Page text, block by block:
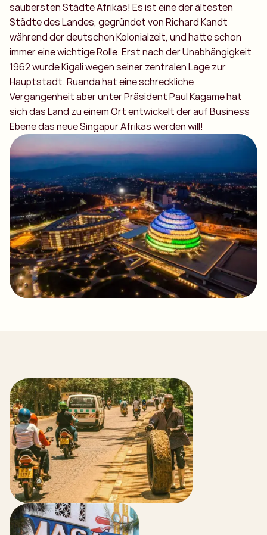
saubersten Städte Afrikas! Es ist eine der ältesten
Städte des Landes, gegründet von Richard Kandt
während der deutschen Kolonialzeit, und hatte schon
immer eine wichtige Rolle. Erst nach der Unabhängigkeit
1962 wurde Kigali wegen seiner zentralen Lage zur
Hauptstadt. Ruanda hat eine schreckliche
Vergangenheit aber unter Präsident Paul Kagame hat
sich das Land zu einem Ort entwickelt der auf Business
Ebene das neue Singapur Afrikas werden will!